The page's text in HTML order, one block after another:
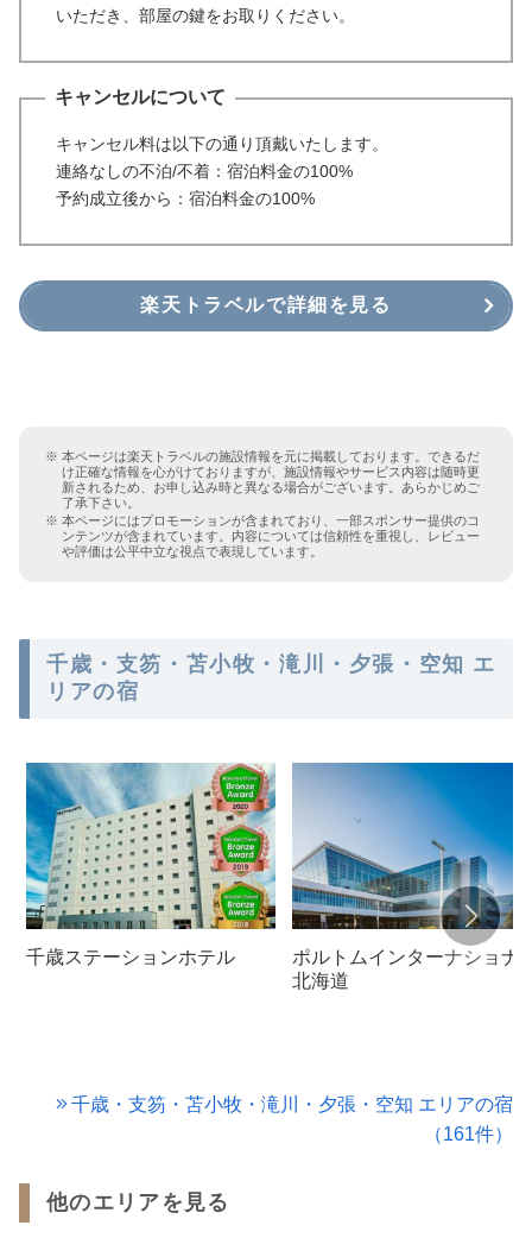
いただき、部屋の鍵をお取りください。
キャンセルについて
キャンセル料は以下の通り頂戴いたします。
連絡なしの不泊/不着：宿泊料金の100%
予約成立後から：宿泊料金の100%
楽天トラベルで詳細を見る
本ページは楽天トラベルの施設情報を元に掲載しております。できるだ
け正確な情報を心がけておりますが、施設情報やサービス内容は随時更
新されるため、お申し込み時と異なる場合がございます。あらかじめご
了承下さい。
本ページにはプロモーションが含まれており、一部スポンサー提供のコ
ンテンツが含まれています。内容については信頼性を重視し、レビュー
や評価は公平中立な視点で表現しています。
千歳・支笏・苫小牧・滝川・夕張・空知 エ
リアの宿
千歳ステーションホテル
ポルトムインターナショナ
北海道
千歳・支笏・苫小牧・滝川・夕張・空知 エリアの宿
（161件）
他のエリアを見る